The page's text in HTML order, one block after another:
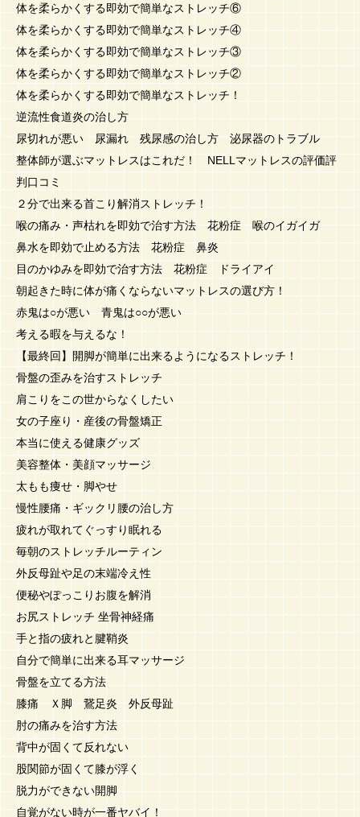
体を柔らかくする即効で簡単なストレッチ⑥
体を柔らかくする即効で簡単なストレッチ④
体を柔らかくする即効で簡単なストレッチ③
体を柔らかくする即効で簡単なストレッチ②
体を柔らかくする即効で簡単なストレッチ！
逆流性食道炎の治し方
尿切れが悪い 尿漏れ 残尿感の治し方 泌尿器のトラブル
整体師が選ぶマットレスはこれだ！ NELLマットレスの評価評
判口コミ
２分で出来る首こり解消ストレッチ！
喉の痛み・声枯れを即効で治す方法 花粉症 喉のイガイガ
鼻水を即効で止める方法 花粉症 鼻炎
目のかゆみを即効で治す方法 花粉症 ドライアイ
朝起きた時に体が痛くならないマットレスの選び方！
赤鬼は○が悪い 青鬼は○○が悪い
考える暇を与えるな！
【最終回】開脚が簡単に出来るようになるストレッチ！
骨盤の歪みを治すストレッチ
肩こりをこの世からなくしたい
女の子座り・産後の骨盤矯正
本当に使える健康グッズ
美容整体・美顔マッサージ
太もも痩せ・脚やせ
慢性腰痛・ギックリ腰の治し方
疲れが取れてぐっすり眠れる
毎朝のストレッチルーティン
外反母趾や足の末端冷え性
便秘やぽっこりお腹を解消
お尻ストレッチ 坐骨神経痛
手と指の疲れと腱鞘炎
自分で簡単に出来る耳マッサージ
骨盤を立てる方法
膝痛 Ｘ脚 鵞足炎 外反母趾
肘の痛みを治す方法
背中が固くて反れない
股関節が固くて膝が浮く
脱力ができない開脚
自覚がない時が一番ヤバイ！